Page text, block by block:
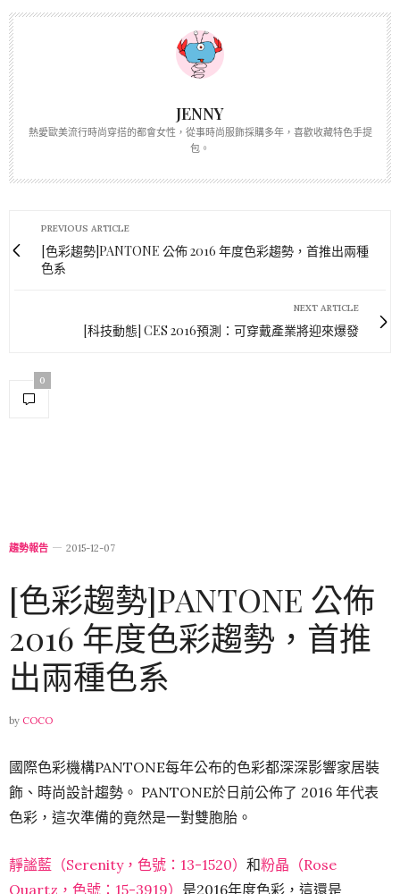
JENNY
熱愛歐美流行時尚穿搭的都會女性，從事時尚服飾採購多年，喜歡收藏特色手提
包。
PREVIOUS ARTICLE
[色彩趨勢]PANTONE 公佈 2016 年度色彩趨勢，首推出兩種
色系
NEXT ARTICLE
[科技動態] CES 2016預測：可穿戴產業將迎來爆發
0
趨勢報告 2015-12-07
[色彩趨勢]PANTONE 公佈
2016 年度色彩趨勢，首推
出兩種色系
by COCO
國際色彩機構PANTONE每年公布的色彩都深深影響家居裝
飾、時尚設計趨勢。 PANTONE於日前公佈了 2016 年代表
色彩，這次準備的竟然是一對雙胞胎。
靜謐藍（Serenity，色號：13-1520） 和粉晶（Rose
Quartz，色號：15-3919） 是2016年度色彩，這還是